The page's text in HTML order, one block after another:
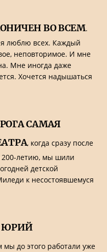
ВО ВСЕМ.
люблю всех. Каждый
неповторимое. И мне
Мне иногда даже
Хочется надышаться
САМАЯ
, когда сразу после
200-летию, мы шили
детской
к несостоявшемуся
ЮРИЙ
мы до этого работали уже